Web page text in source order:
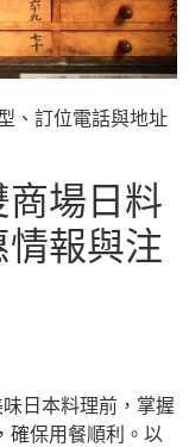
、訂位電話與地址
場日料
報與注
日本料理前，掌握
確保用餐順利。以